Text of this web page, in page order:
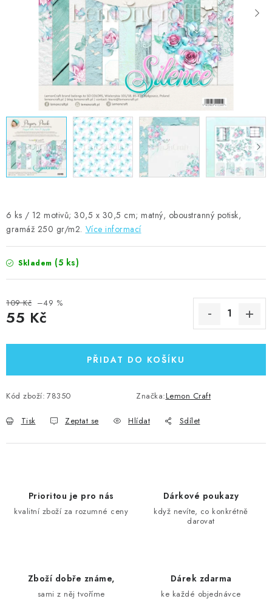
ZNAČKY
Kontakty Moje objednávka
Oblíbené ♥️
Hodnocení obchodu
Obchodní podmínky
Podmínky ochrany osobních údajů
Ověřování recenzí
Jak nakupovat
6 ks / 12 motivů; 30,5 x 30,5 cm; matný, oboustranný potisk,
gramáž 250 gr/m2. Více informací
Skladem (5 ks)
109 Kč –49 %
55 Kč
PŘIDAT DO KOŠÍKU
Kód zboží: 78350 Značka:Lemon Craft
Tisk Zeptat se Hlídat Sdílet
Prioritou je pro nás
kvalitní zboží za rozumné ceny
Dárkové poukazy
když nevíte, co konkrétně
darovat
Zboží dobře známe,
sami z něj tvoříme
Dárek zdarma
ke každé objednávce